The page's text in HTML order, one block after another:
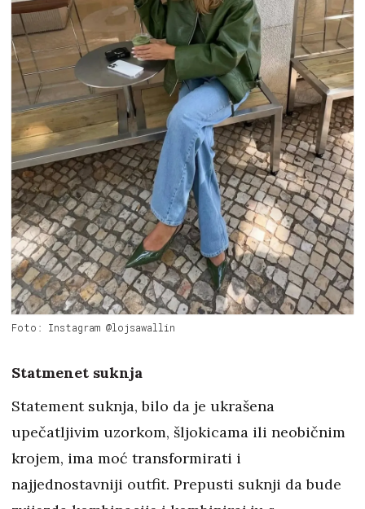
Foto: Instagram @lojsawallin
Statmenet suknja
Statement suknja, bilo da je ukrašena
upečatljivim uzorkom, šljokicama ili neobičnim
krojem, ima moć transformirati i
najjednostavniji outfit. Prepusti suknji da bude